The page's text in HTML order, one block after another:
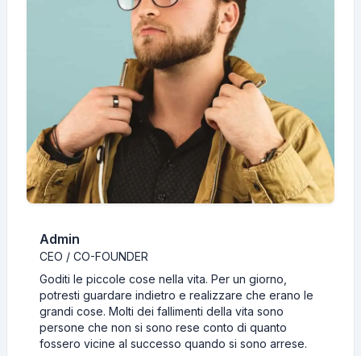
Admin
CEO / CO-FOUNDER
Goditi le piccole cose nella vita. Per un giorno,
potresti guardare indietro e realizzare che erano le
grandi cose. Molti dei fallimenti della vita sono
persone che non si sono rese conto di quanto
fossero vicine al successo quando si sono arrese.